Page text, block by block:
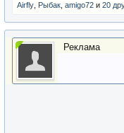
Airfly Рыбак amigo72 и 20
Реклама